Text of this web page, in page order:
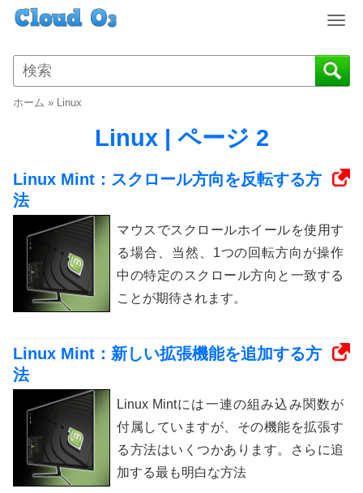
T
g
g
i
t
i
o
ホーム » Linux
Linux | ページ 2
Linux Mint：スクロール方向を反転する方
法
マウスでスクロールホイールを使用す
る場合、当然、1つの回転方向が操作
中の特定のスクロール方向と一致する
ことが期待されます。
Linux Mint：新しい拡張機能を追加する方
法
Linux Mintには一連の組み込み関数が
付属していますが、その機能を拡張す
る方法はいくつかあります。さらに追
加する最も明白な方法